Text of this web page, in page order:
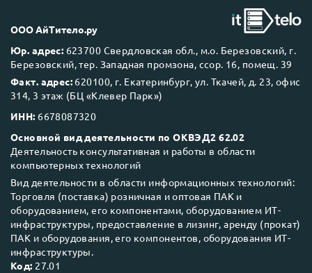
ООО АйТитело.ру
Юр. адрес: 623700 Свердловская обл., м.о. Березовский, г.
Березовский, тер. Западная промзона, ссор. 16, помещ. 39
Факт. адрес: 620100, г. Екатеринбург, ул. Ткачей, д. 23, офис
314, 3 этаж (БЦ «Клевер Парк»)
ИНН: 6678087320
Основной вид деятельности по ОКВЭД2 62.02
Деятельность консультативная и работы в области
компьютерных технологий
Вид деятельности в области информационных технологий:
Торговля (поставка) розничная и оптовая ПАК и
оборудованием, его компонентами, оборудованием ИТ-
инфраструктуры, предоставление в лизинг, аренду (прокат)
ПАК и оборудования, его компонентов, оборудования ИТ-
инфраструктуры.
Код: 27.01